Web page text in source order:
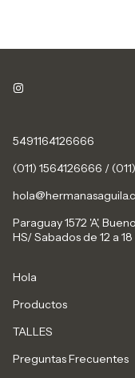
5491164126666
(011) 1564126666 /
Paraguay 1572 'A',
HS/ Sabados de 12 a 18
Hola
Productos
TALLES
Preguntas Frecuentes